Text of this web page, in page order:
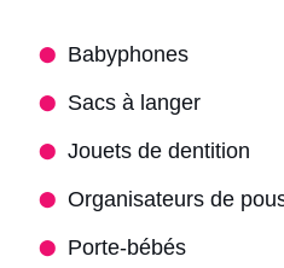
Babyphones
Sacs à langer
Jouets de dentition
Organisateurs de
Porte-bébés